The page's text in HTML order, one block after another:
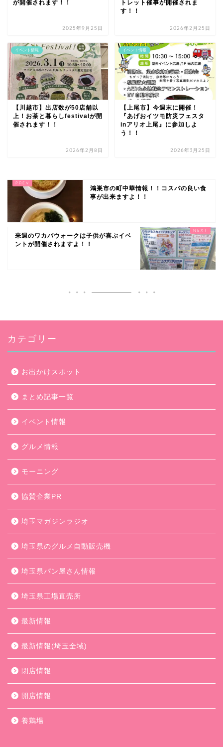
が開催されます！！
2025年9月25日
トレット催事が開催されま
す！！
2026年2月25日
イベント情報
【川越市】出店数が50店舗以
上！お茶と暮らしfestivalが開
催されます！！
2026年2月8日
イベント情報
【上尾市】今週末に開催！
『あげおイツモ防災フェスタ
inアリオ上尾』に参加しよ
う！！
2026年3月25日
鴻巣市の町中華情報！！コスパの良い食
事が出来ますよ！！
来週のワカバウォークは子供が喜ぶイベ
ントが開催されますよ！！
カテゴリー
お出かけスポット
まとめ記事一覧
イベント情報
グルメ情報
モーニング
協賛企業PR
埼玉マガジンラジオ
埼玉県のグルメ自動販売機
埼玉県パン屋さん情報
埼玉県工場直売所
最新情報
最新情報(埼玉全域)
閉店情報
開店情報
養鶏場